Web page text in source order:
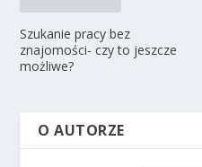
Szukanie pracy bez
znajomości- czy to jeszcze
możliwe?
O AUTORZE